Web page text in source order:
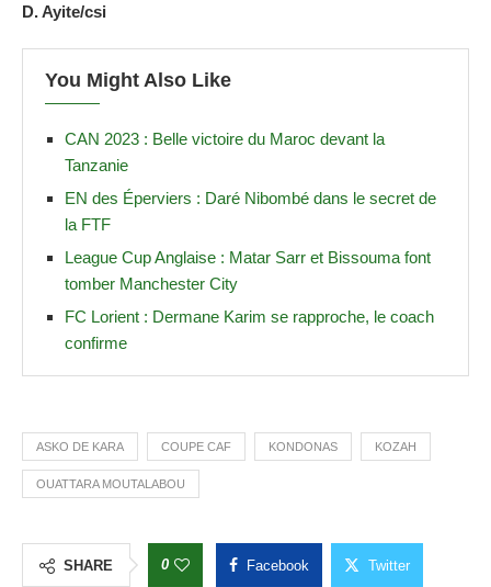
D. Ayite/csi
You Might Also Like
CAN 2023 : Belle victoire du Maroc devant la
Tanzanie
EN des Éperviers : Daré Nibombé dans le secret de
la FTF
League Cup Anglaise : Matar Sarr et Bissouma font
tomber Manchester City
FC Lorient : Dermane Karim se rapproche, le coach
confirme
ASKO DE KARA COUPE CAF KONDONAS KOZAH
OUATTARA MOUTALABOU
SHARE 0 Facebook Twitter